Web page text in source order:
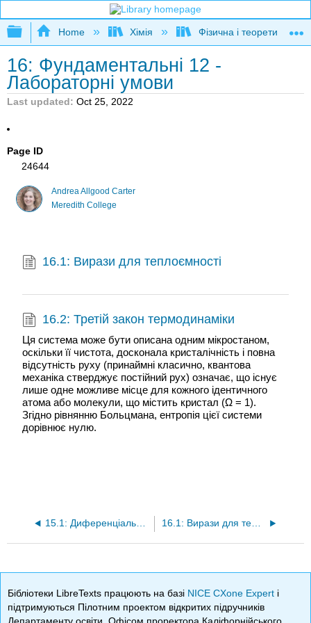
Expand/collapse global hierarchy
Home Хімія Фізична і теоретична
16: Фундаментальні 12 -
Лабораторні умови
Last updated Oct 25, 2022
Page ID
24644
Andrea Allgood Carter
Meredith College
16.1: Вирази для теплоємності
16.2: Третій закон термодинаміки
Ця система може бути описана одним мікростаном,
оскільки її чистота, досконала кристалічність і повна
відсутність руху (принаймні класично, квантова
механіка стверджує постійний рух) означає, що існує
лише одне можливе місце для кожного ідентичного
атома або молекули, що містить кристал (Ω = 1).
Згідно рівнянню Больцмана, ентропія цієї системи
дорівнює нулю.
15.1: Диференціальні форми фундаментальних рівнянь 16.1: Вирази для теплоємності
Бібліотеки LibreTexts працюють на базі NICE CXone Expert і
підтримуються Пілотним проектом відкритих підручників
Департаменту освіти, Офісом проректора Каліфорнійського